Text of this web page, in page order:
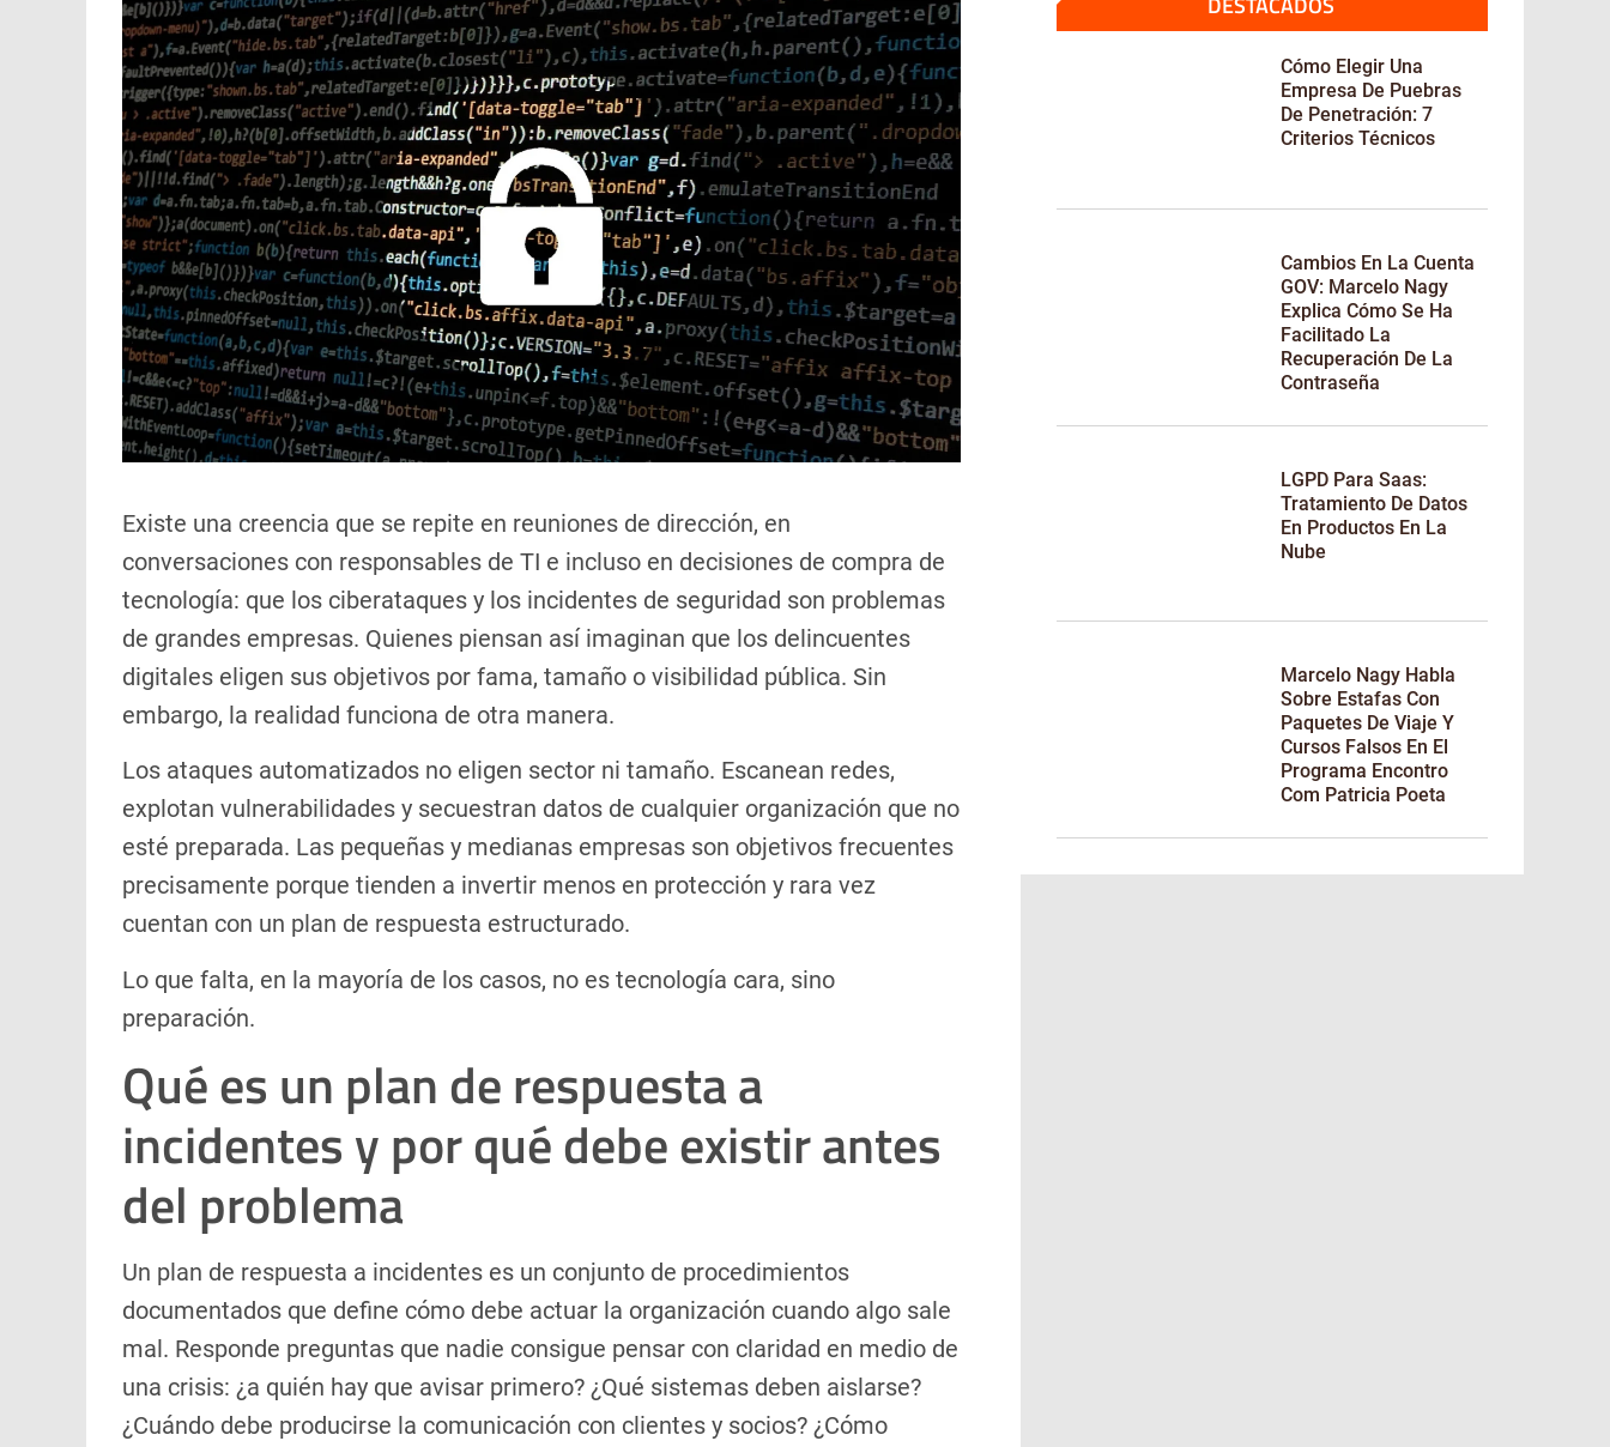
Existe una creencia que se repite en reuniones de dirección, en
conversaciones con responsables de TI e incluso en decisiones de compra de
tecnología: que los ciberataques y los incidentes de seguridad son problemas
de grandes empresas. Quienes piensan así imaginan que los delincuentes
digitales eligen sus objetivos por fama, tamaño o visibilidad pública. Sin
embargo, la realidad funciona de otra manera.
Los ataques automatizados no eligen sector ni tamaño. Escanean redes,
explotan vulnerabilidades y secuestran datos de cualquier organización que no
esté preparada. Las pequeñas y medianas empresas son objetivos frecuentes
precisamente porque tienden a invertir menos en protección y rara vez
cuentan con un plan de respuesta estructurado.
Lo que falta, en la mayoría de los casos, no es tecnología cara, sino
preparación.
Qué es un plan de respuesta a
incidentes y por qué debe existir antes
del problema
Un plan de respuesta a incidentes es un conjunto de procedimientos
documentados que define cómo debe actuar la organización cuando algo sale
mal. Responde preguntas que nadie consigue pensar con claridad en medio de
una crisis: ¿a quién hay que avisar primero? ¿Qué sistemas deben aislarse?
¿Cuándo debe producirse la comunicación con clientes y socios? ¿Cómo
Cómo Elegir Una
Empresa De Puebras
De Penetración: 7
Criterios Técnicos
Cambios En La Cuenta
GOV: Marcelo Nagy
Explica Cómo Se Ha
Facilitado La
Recuperación De La
Contraseña
LGPD Para Saas:
Tratamiento De Datos
En Productos En La
Nube
Marcelo Nagy Habla
Sobre Estafas Con
Paquetes De Viaje Y
Cursos Falsos En El
Programa Encontro
Com Patricia Poeta